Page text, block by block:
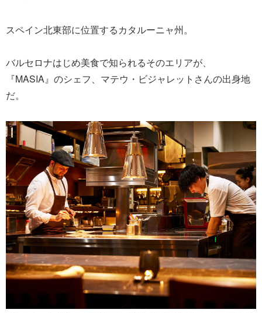
スペイン北東部に位置するカタルーニャ州。
バルセロナはじめ美食で知られるそのエリアが、
『MASIA』のシェフ、マテウ・ビジャレットさんの出身地
だ。